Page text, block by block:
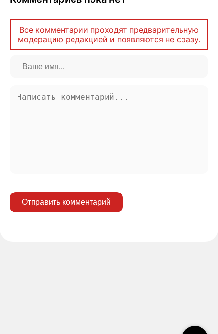
Все комментарии проходят предварительную
модерацию редакцией и появляются не сразу.
Отправить комментарий